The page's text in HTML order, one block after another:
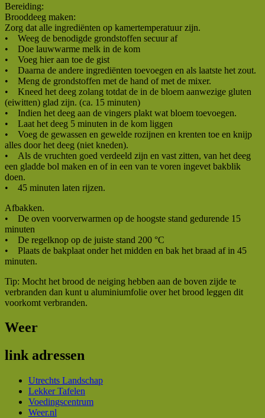
Bereiding:
Brooddeeg maken:
Zorg dat alle ingrediënten op kamertemperatuur zijn.
• Weeg de benodigde grondstoffen secuur af
• Doe lauwwarme melk in de kom
• Voeg hier aan toe de gist
• Daarna de andere ingrediënten toevoegen en als laatste het zout.
• Meng de grondstoffen met de hand of met de mixer.
• Kneed het deeg zolang totdat de in de bloem aanwezige gluten
(eiwitten) glad zijn. (ca. 15 minuten)
• Indien het deeg aan de vingers plakt wat bloem toevoegen.
• Laat het deeg 5 minuten in de kom liggen
• Voeg de gewassen en gewelde rozijnen en krenten toe en knijp
alles door het deeg (niet kneden).
• Als de vruchten goed verdeeld zijn en vast zitten, van het deeg
een gladde bol maken en of in een van te voren ingevet bakblik
doen.
• 45 minuten laten rijzen.
Afbakken.
• De oven voorverwarmen op de hoogste stand gedurende 15
minuten
• De regelknop op de juiste stand 200 °C
• Plaats de bakplaat onder het midden en bak het braad af in 45
minuten.
Tip: Mocht het brood de neiging hebben aan de boven zijde te
verbranden dan kunt u aluminiumfolie over het brood leggen dit
voorkomt verbranden.
Weer
link adressen
Utrechts Landschap
Lekker Tafelen
Voedingscentrum
Weer.nl